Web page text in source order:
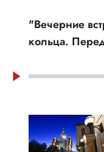
"Вечерние
кольца.